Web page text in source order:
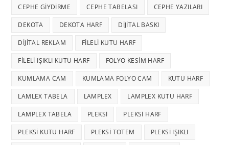
CEPHE GIYDIRME CEPHE TABELASI CEPHE YAZILARI
DEKOTA DEKOTA HARF DIJITAL BASKI
DIJITAL REKLAM FILELI KUTU HARF
FILELI IŞIKLI KUTU HARF FOLYO KESIM HARF
KUMLAMA CAM KUMLAMA FOLYO CAM KUTU HARF
LAMLEX TABELA LAMPLEX LAMPLEX KUTU HARF
LAMPLEX TABELA PLEKSI PLEKSI HARF
PLEKSI KUTU HARF PLEKSI TOTEM PLEKSI IŞIKLI